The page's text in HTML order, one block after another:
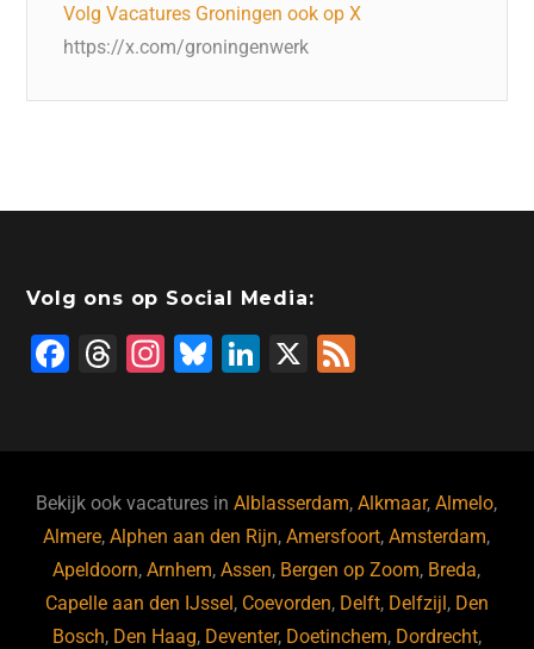
Volg Vacatures Groningen ook op X
https://x.com/groningenwerk
Volg ons op Social Media:
F
b
o
o
k
T
d
s
In
a
m
Bl
ky
Li
dI
n
X
Bekijk ook vacatures inAlblasserdam,Alkmaar,Almelo,
Almere,Alphen aan den Rijn,Amersfoort,Amsterdam,
Apeldoorn,Arnhem,Assen, Bergen op Zoom, Breda,
Capelle aan den IJssel, Coevorden, Delft, Delfzijl, Den
Bosch, Den Haag, Deventer, Doetinchem, Dordrecht,